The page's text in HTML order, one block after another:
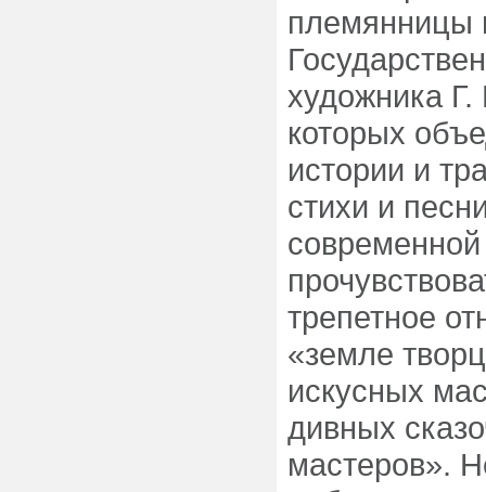
племянницы
художника
которых
истории и
стихи и
трепетное
«земле
искусных
дивных
мастеров».